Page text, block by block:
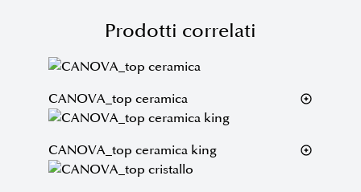
Prodotti correlati
CANOVA_top ceramica
CANOVA_top ceramica king